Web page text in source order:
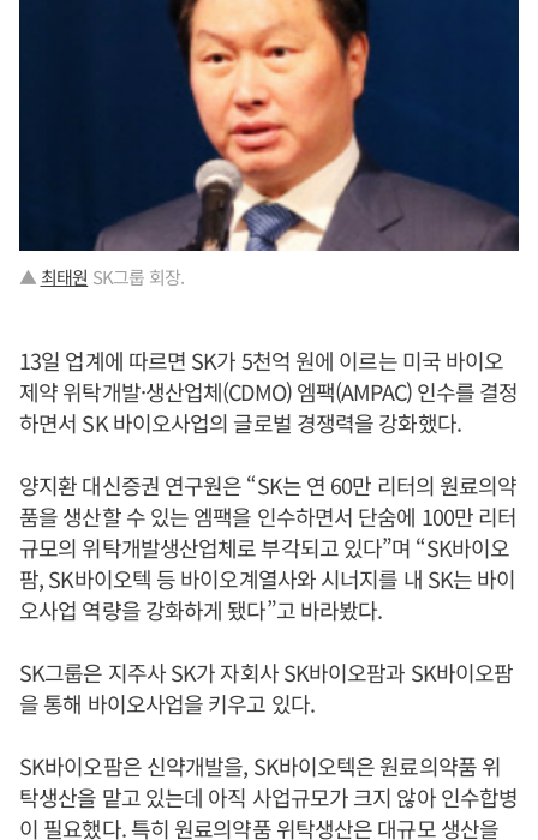
▲최태원 SK그룹 회장.
13일 업계에 따르면 SK가 5천억 원에 이르는 미국 바이오
제약 위탁개발·생산업체(CDMO) 엠팩(AMPAC) 인수를 결정
하면서 SK 바이오사업의 글로벌 경쟁력을 강화했다.
양지환 대신증권 연구원은 “SK는 연 60만 리터의 원료의약
품을 생산할 수 있는 엠팩을 인수하면서 단숨에 100만 리터
규모의 위탁개발생산업체로 부각되고 있다”며 “SK바이오
팜, SK바이오텍 등 바이오계열사와 시너지를 내 SK는 바이
오사업 역량을 강화하게 됐다”고 바라봤다.
SK그룹은 지주사 SK가 자회사 SK바이오팜과 SK바이오팜
을 통해 바이오사업을 키우고 있다.
SK바이오팜은 신약개발을, SK바이오텍은 원료의약품 위
탁생산을 맡고 있는데 아직 사업규모가 크지 않아 인수합병
이 필요했다. 특히 원료의약품 위탁생산은 대규모 생산을